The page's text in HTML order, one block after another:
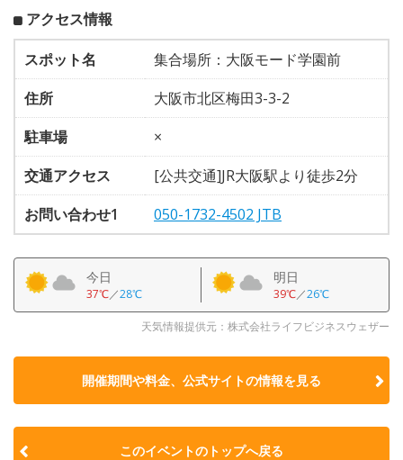
アクセス情報
スポット名
集合場所：大阪モード学園前
住所
大阪市北区梅田3-3-2
駐車場
×
交通アクセス
[公共交通]JR大阪駅より徒歩2分
お問い合わせ1
050-1732-4502 JTB
今日
37℃／28℃
明日
39℃／26℃
天気情報提供元：株式会社ライフビジネスウェザー
開催期間や料金、公式サイトの情報を見る
このイベントのトップへ戻る